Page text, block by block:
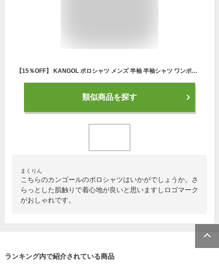
【15％OFF】 KANGOL ポロシャツ メンズ 半袖 半袖シャツ ワンポイント ゴルフウェア チェック柄 カンゴール ZIP ジップ (kgaf-0305) ＃
類似商品を探す
まくりん
こちらのカンゴールのポロシャツはいかがでしょうか。さ
らっとした肌触りで着心地が良いと思いますしロゴマーク
がおしゃれです。
ランキング内で紹介されている商品